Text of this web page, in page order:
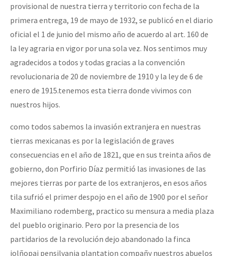
provisional de nuestra tierra y territorio con fecha de la
primera entrega, 19 de mayo de 1932, se publicó en el diario
oficial el 1 de junio del mismo año de acuerdo al art. 160 de
la ley agraria en vigor por una sola vez. Nos sentimos muy
agradecidos a todos y todas gracias a la convención
revolucionaria de 20 de noviembre de 1910 y la ley de 6 de
enero de 1915.tenemos esta tierra donde vivimos con
nuestros hijos.
como todos sabemos la invasión extranjera en nuestras
tierras mexicanas es por la legislación de graves
consecuencias en el año de 1821, que en sus treinta años de
gobierno, don Porfirio Díaz permitió las invasiones de las
mejores tierras por parte de los extranjeros, en esos años
tila sufrió el primer despojo en el año de 1900 por el señor
Maximiliano rodemberg, practico su mensura a media plaza
del pueblo originario. Pero por la presencia de los
partidarios de la revolución dejo abandonado la finca
jolñopaj pensilvania plantation compañy nuestros abuelos